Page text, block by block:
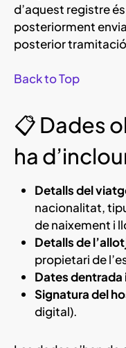
d’aquest registre
posteriorment
posterior tramitació
Back to Top
📋 Dades
ha
Detalls del
nacionalitat,
de naixement i
Detalls de
propietari de
Dates dentrada
Signatura del
digital).